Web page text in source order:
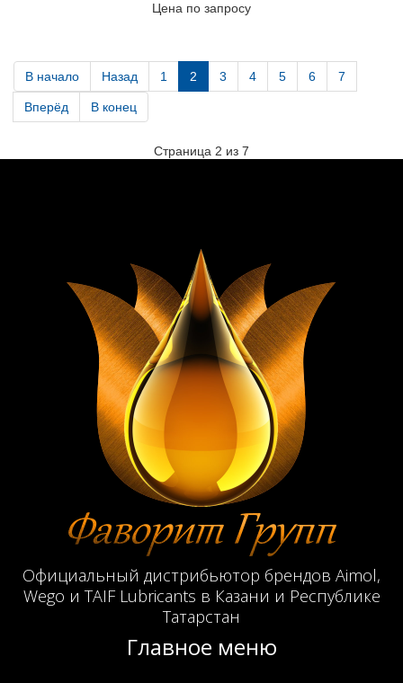
Цена по запросу
В начало Назад 1 2 3 4 5 6 7
Вперёд В конец
Страница 2 из 7
Официальный дистрибьютор брендов Aimol,
Wego и TAIF Lubricants в Казани и Республике
Татарстан
Главное меню